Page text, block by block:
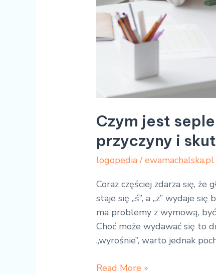
Czym jest
przyczyny i
logopedia /ewamachalska.pl
Coraz częściej zdarza się, że
staje się „ś”, a „z” wydaje się
ma problemy z wymową,
Choć może wydawać się to
„wyrośnie”, warto jednak
Read More »